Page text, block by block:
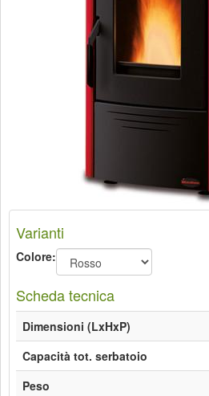
Varianti
Colore:
Scheda tecnica
Dimensioni (LxHxP)
Capacità tot. serbatoio
Peso